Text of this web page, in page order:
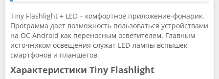
Tiny Flashlight + LED – комфортное приложение-фонарик.
Программа дает возможность пользоваться устройствами
на ОС Android как переносным осветителем. Главным
источником освещения служат LED-лампы вспышек
смартфонов и планшетов.
Характеристики Tiny Flashlight